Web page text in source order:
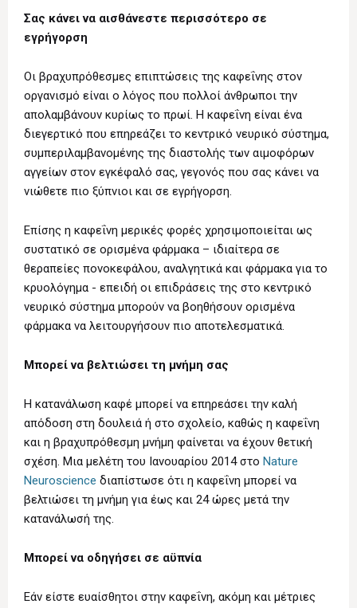
Σας κάνει να αισθάνεστε περισσότερο σε
εγρήγορση
Οι βραχυπρόθεσμες επιπτώσεις της καφεΐνης στον
οργανισμό είναι ο λόγος που πολλοί άνθρωποι την
απολαμβάνουν κυρίως το πρωί. Η καφεΐνη είναι ένα
διεγερτικό που επηρεάζει το κεντρικό νευρικό σύστημα,
συμπεριλαμβανομένης της διαστολής των αιμοφόρων
αγγείων στον εγκέφαλό σας, γεγονός που σας κάνει να
νιώθετε πιο ξύπνιοι και σε εγρήγορση.
Επίσης η καφεΐνη μερικές φορές χρησιμοποιείται ως
συστατικό σε ορισμένα φάρμακα – ιδιαίτερα σε
θεραπείες πονοκεφάλου, αναλγητικά και φάρμακα για το
κρυολόγημα - επειδή οι επιδράσεις της στο κεντρικό
νευρικό σύστημα μπορούν να βοηθήσουν ορισμένα
φάρμακα να λειτουργήσουν πιο αποτελεσματικά.
Μπορεί να βελτιώσει τη μνήμη σας
Η κατανάλωση καφέ μπορεί να επηρεάσει την καλή
απόδοση στη δουλειά ή στο σχολείο, καθώς η καφεΐνη
και η βραχυπρόθεσμη μνήμη φαίνεται να έχουν θετική
σχέση. Μια μελέτη του Ιανουαρίου 2014 στο Nature
Neuroscience διαπίστωσε ότι η καφεΐνη μπορεί να
βελτιώσει τη μνήμη για έως και 24 ώρες μετά την
κατανάλωσή της.
Μπορεί να οδηγήσει σε αϋπνία
Εάν είστε ευαίσθητοι στην καφεΐνη, ακόμη και μέτριες